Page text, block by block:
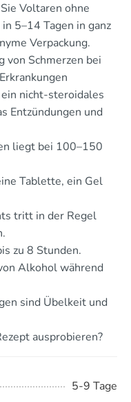
Voltaren ohne
5–14 Tagen in ganz
Verpackung.
von Schmerzen bei
nicht-steroidales
Entzündungen und
liegt bei 100–150
Tablette, ein Gel
tritt in der Regel
zu 8 Stunden.
Alkohol während
sind Übelkeit und
ausprobieren?
5-9 Tage